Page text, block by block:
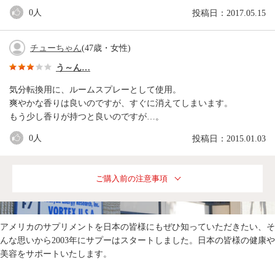
投稿日：2017.05.15
0人
チューちゃん(47歳・女性)
う～ん…
気分転換用に、ルームスプレーとして使用。
爽やかな香りは良いのですが、すぐに消えてしまいます。
もう少し香りが持つと良いのですが…。
投稿日：2015.01.03
0人
ご購入前の注意事項
アメリカのサプリメントを日本の皆様にもぜひ知っていただきたい、そ
んな思いから2003年にサプーはスタートしました。日本の皆様の健康や
美容をサポートいたします。